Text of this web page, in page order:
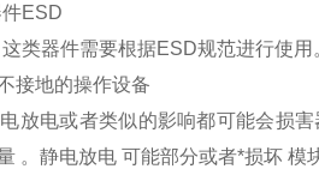
ESD
类器件需要根据ESD规范进行使用
接地的操作设备
放电或者类似的影响都可能会损
。静电放电 可能部分或者*损坏 模